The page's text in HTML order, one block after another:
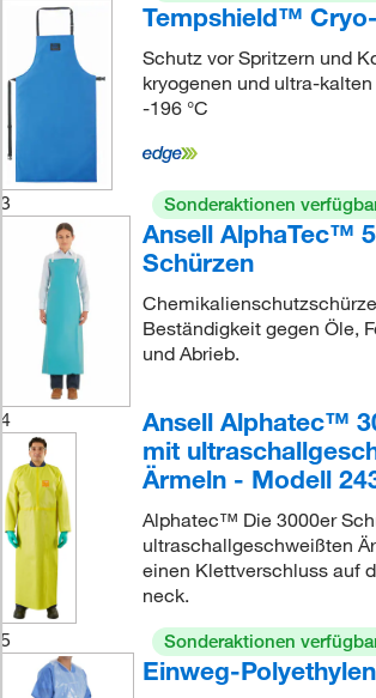
Tempshield™
Schutz vor Spritzern und
kryogenen und ultra-
-196 °C
3 Sonderaktionen
Ansell AlphaTec™
Schürzen
Beständigkeit gegen Öle,
und Abrieb.
4
Ansell Alphatec™
mit
Ärmeln - Modell
Alphatec™ Die 3000er
ultraschallgeschweißten
einen Klettverschluss auf
neck.
5
Sonderaktionen
Einweg-